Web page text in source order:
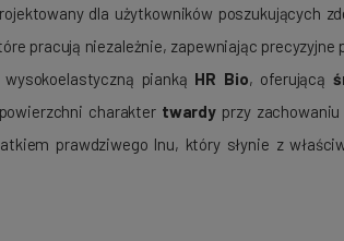
dla użytkowników poszukujących
pracują niezależnie, zapewniając
pianką HR Bio, oferującą
charakter twardy przy
prawdziwego lnu, który słynie z